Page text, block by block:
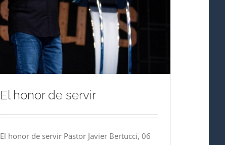
El honor de servir
El honor de servir Pastor Javier Bertucci, 06